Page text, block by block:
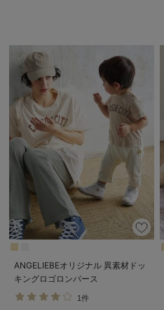
ANGELIEBEオリジナル 異素材ドッ
キングロゴロンパース
1件